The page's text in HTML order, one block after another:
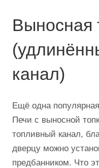
Выносная
канал)
Ещё одна
Печи с выносной
топливный канал,
дверцу можно
предбанником. Что